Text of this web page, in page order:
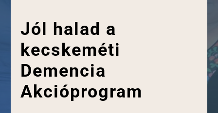
Jól halad a
kecskeméti
Demencia
Akcióprogram